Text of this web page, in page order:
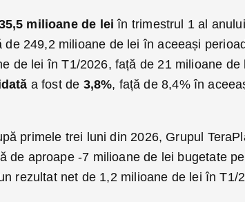
milioane de leiîn trimestrul 1 al anului
249,2 milioane de lei în aceeași
de lei în T1/2026, față de 21 milioane de
a fost de 3,8%, față de 8,4% în
primele trei luni din 2026, Grupul
de aproape -7 milioane de lei bugetate pe
rezultat net de 1,2 milioane de lei în T1/